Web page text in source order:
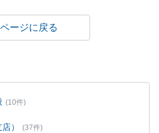
戻る
(10件)
） (37件)